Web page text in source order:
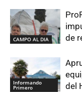
CAMPO AL DIA
de
Informando
Primero
del